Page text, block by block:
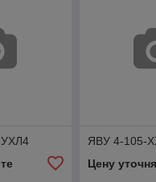
ЯВУ 4-105-
Цену